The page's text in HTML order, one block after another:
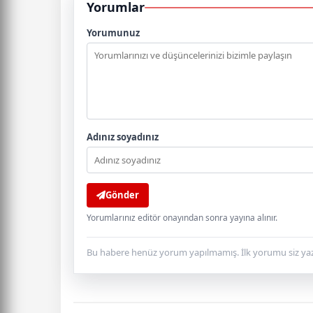
Yorumlar
Yorumunuz
Adınız soyadınız
Gönder
Yorumlarınız editör onayından sonra yayına alınır.
Bu habere henüz yorum yapılmamış. İlk yorumu siz